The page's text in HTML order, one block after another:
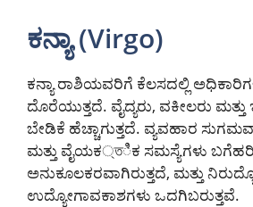
ಕನ್ಯಾ (Virgo)
ಕನ್ಯಾ ರಾಶಿಯವರಿಗೆ ಕೆಲಸದಲ್ಲಿ
ದೊರೆಯುತ್ತದೆ. ವೈದ್ಯರು, ವಕೀಲರು ಮತ್ತು
ಬೇಡಿಕೆ ಹೆಚ್ಚಾಗುತ್ತದೆ. ವ್ಯವಹಾರ
ಮತ್ತು ವೈಯಕ্তಿಕ ಸಮಸ್ಯೆಗಳು
ಅನುಕೂಲಕರವಾಗಿರುತ್ತದೆ, ಮತ್ತು
ಉದ್ಯೋಗಾವಕಾಶಗಳು ಒದಗಿಬರುತ್ತವೆ.